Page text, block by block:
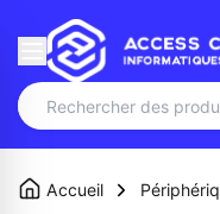
Accueil